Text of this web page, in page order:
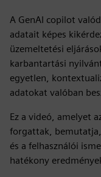
A GenAI copilot
adatait képes
üzemeltetési
karbantartási
egyetlen,
adatokat valóban
Ez a videó, amelyet
forgattak, bemutatja,
és a felhasználói
hatékony